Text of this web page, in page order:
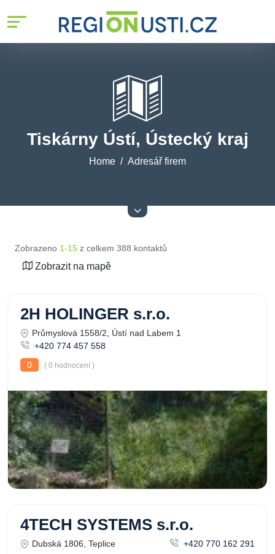
Tiskárny Ústí, Ústecký kraj
Home Adresář firem
Zobrazeno 1-15 z celkem 388 kontaktů
Zobrazit na mapě
2H HOLINGER s.r.o.
Průmyslová 1558/2, Ústí nad Labem 1
+420 774 457 558
0
( 0 hodnocení )
4TECH SYSTEMS s.r.o.
Dubská 1806, Teplice
+420 770 162 291